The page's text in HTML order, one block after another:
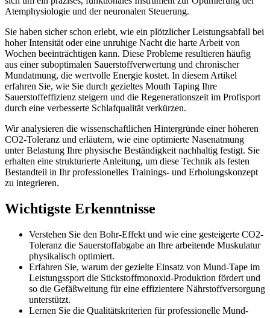
Atemphysiologie und der neuronalen Steuerung.
Sie haben sicher schon erlebt, wie ein plötzlicher Leistungsabfall bei
hoher Intensität oder eine unruhige Nacht die harte Arbeit von
Wochen beeinträchtigen kann. Diese Probleme resultieren häufig
aus einer suboptimalen Sauerstoffverwertung und chronischer
Mundatmung, die wertvolle Energie kostet. In diesem Artikel
erfahren Sie, wie Sie durch gezieltes Mouth Taping Ihre
Sauerstoffeffizienz steigern und die Regenerationszeit im Profisport
durch eine verbesserte Schlafqualität verkürzen.
Wir analysieren die wissenschaftlichen Hintergründe einer höheren
CO2-Toleranz und erläutern, wie eine optimierte Nasenatmung
unter Belastung Ihre physische Beständigkeit nachhaltig festigt. Sie
erhalten eine strukturierte Anleitung, um diese Technik als festen
Bestandteil in Ihr professionelles Trainings- und Erholungskonzept
zu integrieren.
Wichtigste Erkenntnisse
Verstehen Sie den Bohr-Effekt und wie eine gesteigerte CO2-
Toleranz die Sauerstoffabgabe an Ihre arbeitende Muskulatur
physikalisch optimiert.
Erfahren Sie, warum der gezielte Einsatz von Mund-Tape im
Leistungssport die Stickstoffmonoxid-Produktion fördert und
so die Gefäßweitung für eine effizientere Nährstoffversorgung
unterstützt.
Lernen Sie die Qualitätskriterien für professionelle Mund-